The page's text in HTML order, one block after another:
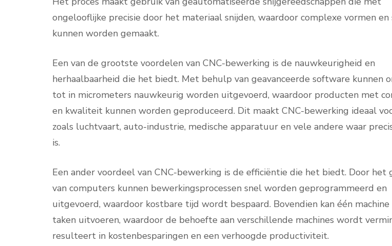
ongelooflijke precisie door het materiaal snijden, waardoor complexe vormen
kunnen worden gemaakt.
Een van de grootste voordelen van CNC-bewerking is de nauwkeurigheid en
herhaalbaarheid die het biedt. Met behulp van geavanceerde software kunnen
tot in micrometers nauwkeurig worden uitgevoerd, waardoor producten met
en kwaliteit kunnen worden geproduceerd. Dit maakt CNC-bewerking ideaal
zoals luchtvaart, auto-industrie, medische apparatuur en vele andere waar
is.
Een ander voordeel van CNC-bewerking is de efficiëntie die het biedt. Door het
van computers kunnen bewerkingsprocessen snel worden geprogrammeerd en
uitgevoerd, waardoor kostbare tijd wordt bespaard. Bovendien kan één
taken uitvoeren, waardoor de behoefte aan verschillende machines wordt
resulteert in kostenbesparingen en een verhoogde productiviteit.